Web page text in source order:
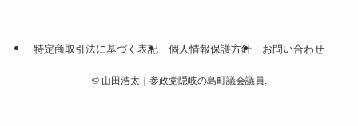
特定商取引法に基づく表記 個人情報保護方針 お問い合わせ
©山田浩太｜参政党隠岐の島町議会議員.